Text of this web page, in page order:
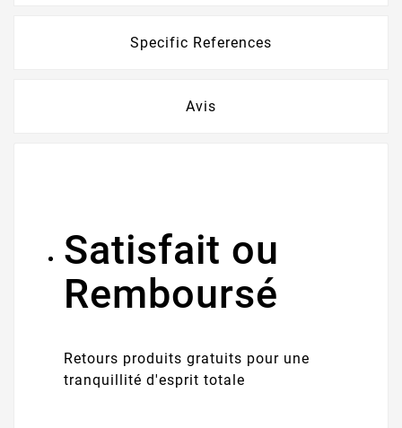
Specific References
Avis
Satisfait ou
Remboursé
Retours produits gratuits pour une
tranquillité d'esprit totale